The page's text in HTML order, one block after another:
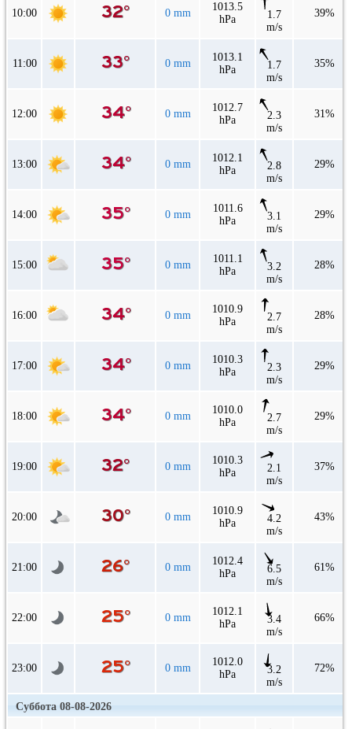
10:00 0 mm
1013.5
hPa
1.7
m/s
39%
11:00 0 mm
1013.1
hPa
1.7
m/s
35%
12:00 0 mm
1012.7
hPa
2.3
m/s
31%
13:00 0 mm
1012.1
hPa
2.8
m/s
29%
14:00 0 mm
1011.6
hPa
3.1
m/s
29%
15:00 0 mm
1011.1
hPa
3.2
m/s
28%
16:00 0 mm
1010.9
hPa
2.7
m/s
28%
17:00 0 mm
1010.3
hPa
2.3
m/s
29%
18:00 0 mm
1010.0
hPa
2.7
m/s
29%
19:00 0 mm
1010.3
hPa
2.1
m/s
37%
20:00 0 mm
1010.9
hPa
4.2
m/s
43%
21:00 0 mm
1012.4
hPa
6.5
m/s
61%
22:00 0 mm
1012.1
hPa
3.4
m/s
66%
23:00 0 mm
1012.0
hPa
3.2
m/s
72%
Суббота 08-08-2026